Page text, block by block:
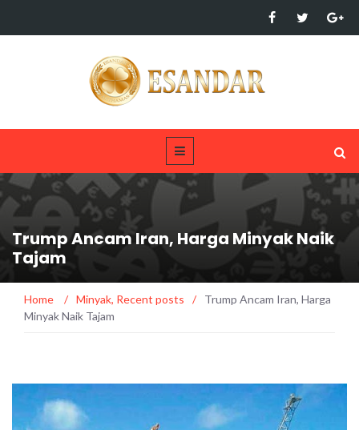
Trump Ancam Iran, Harga Minyak Naik
Tajam
Home / Minyak, Recent posts /
Trump Ancam Iran, Harga
Minyak Naik Tajam